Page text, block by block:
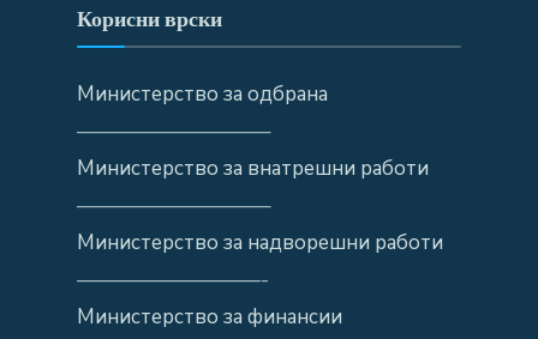
Корисни врски
Министерство за одбрана
—————————–
Министерство за внатрешни работи
—————————–
Министерство за надворешни работи
—————————-
Министерство за финансии